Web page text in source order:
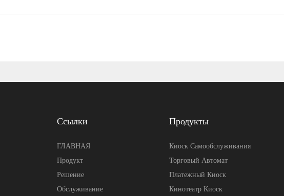
Ссылки
ГЛАВНАЯ
Продукт
Решение
Обслуживание
Продукты
Киоск Самообслуживания
Торговый Автомат
Платежный Киоск
Кинотеатр Киоск